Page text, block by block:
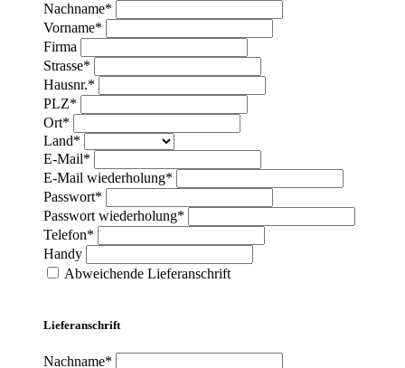
Nachname*
Vorname*
Firma
Strasse*
Hausnr.*
PLZ*
Ort*
Land*
E-Mail*
E-Mail wiederholung*
Passwort*
Passwort wiederholung*
Telefon*
Handy
Abweichende Lieferanschrift
Lieferanschrift
Nachname*